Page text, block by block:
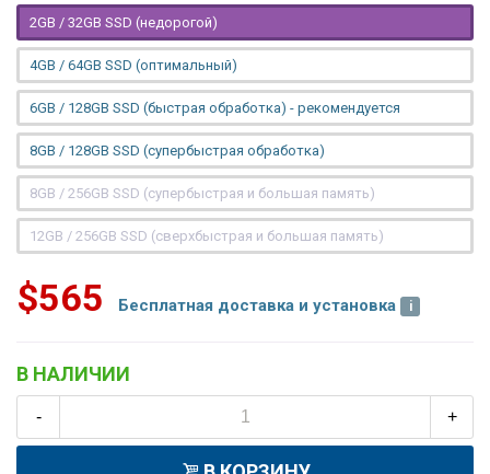
2GB / 32GB SSD (недорогой)
4GB / 64GB SSD (оптимальный)
6GB / 128GB SSD (быстрая обработка) - рекомендуется
8GB / 128GB SSD (супербыстрая обработка)
8GB / 256GB SSD (супербыстрая и большая память)
12GB / 256GB SSD (сверхбыстрая и большая память)
$565 Бесплатная доставка и установка
В НАЛИЧИИ
- +